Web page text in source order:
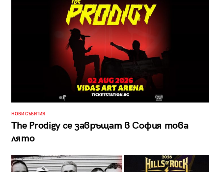
НОВИ СЪБИТИЯ
The Prodigy се завръщат в София това
лято